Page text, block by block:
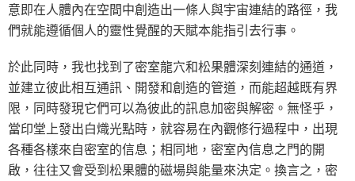
意即在人體內在空間中創造出一條人與宇宙連結的路徑，我
們就能遵循個人的靈性覺醒的天賦本能指引去行事。
於此同時，我也找到了密室龍穴和松果體深刻連結的通道，
並建立彼此相互通訊、開發和創造的管道，而能超越既有界
限，同時發現它們可以為彼此的訊息加密與解密。無怪乎，
當印堂上發出白熾光點時，就容易在內觀修行過程中，出現
各種各樣來自密室的信息；相同地，密室內信息之門的開
啟，往往又會受到松果體的磁場與能量來決定。換言之，密